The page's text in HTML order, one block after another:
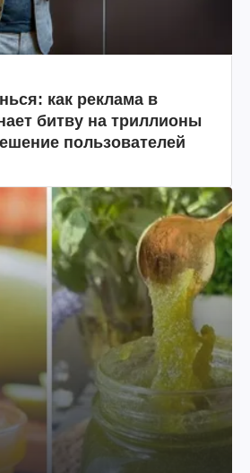
как реклама в
битву на триллионы
пользователей